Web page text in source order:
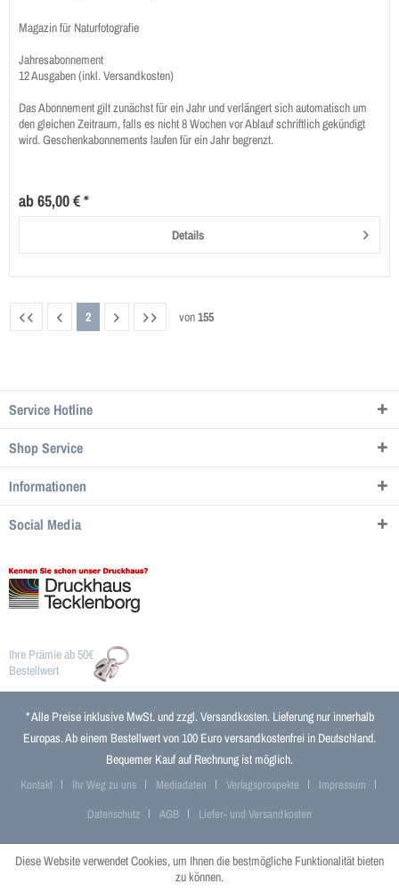
Magazin für Naturfotografie
Jahresabonnement
12 Ausgaben (inkl. Versandkosten)
Das Abonnement gilt zunächst für ein Jahr und verlängert sich automatisch um
den gleichen Zeitraum, falls es nicht 8 Wochen vor Ablauf schriftlich gekündigt
wird. Geschenkabonnements laufen für ein Jahr begrenzt.
ab 65,00 € *
Details
2 von155
Service Hotline
Shop Service
Informationen
Social Media
Ihre Prämie ab 50€
Bestellwert
* Alle Preise inklusive MwSt. und zzgl. Versandkosten. Lieferung nur innerhalb
Europas. Ab einem Bestellwert von 100 Euro versandkostenfrei in Deutschland.
Bequemer Kauf auf Rechnung ist möglich.
Kontakt Ihr Weg zu uns Mediadaten Verlagsprospekte
Impressum
Datenschutz
AGB Liefer- und Versandkosten
Diese Website verwendet Cookies, um Ihnen die bestmögliche Funktionalität bieten
zu können.